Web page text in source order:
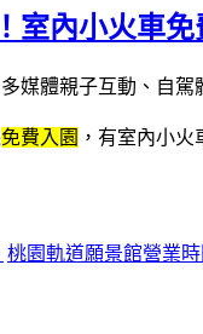
室內小火車
免費入園 ，有室內小
桃園軌道願景館營業時